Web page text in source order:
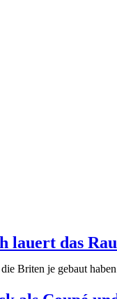
lauert das
Briten je gebaut